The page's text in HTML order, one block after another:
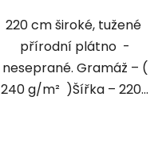
220 cm široké, tužené
přírodní plátno -
neseprané. Gramáž – (
240 g/m² )Šířka – 220...